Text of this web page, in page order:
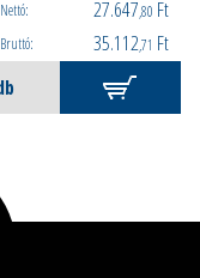
Nettó: 27.647,80 Ft
Bruttó: 35.112,71 Ft